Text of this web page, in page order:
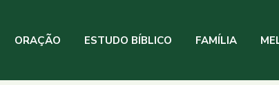
ORAÇÃO ESTUDO BÍBLICO FAMÍLIA